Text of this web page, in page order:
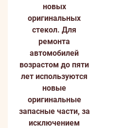
новых
оригинальных
стекол. Для
ремонта
автомобилей
возрастом до пяти
лет используются
новые
оригинальные
запасные части, за
исключением